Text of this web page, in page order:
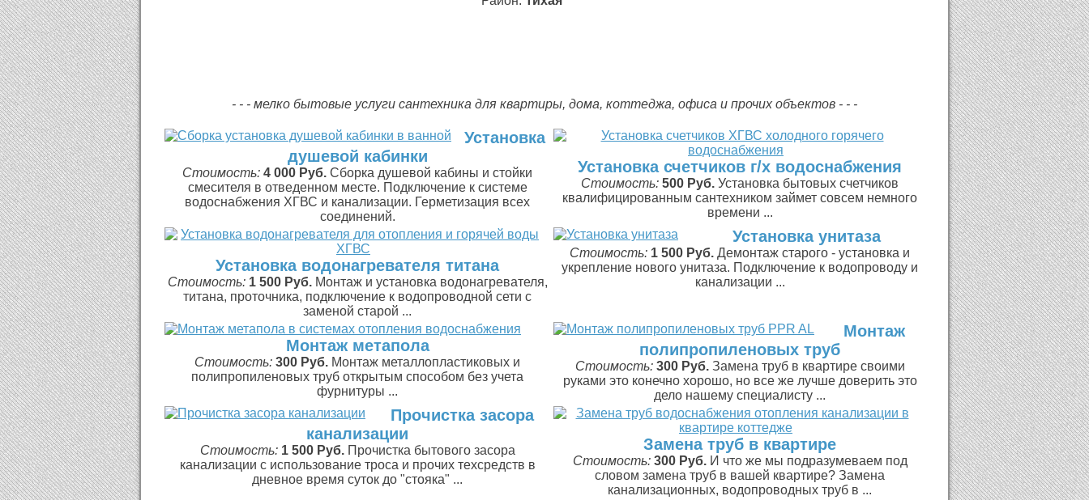
- - - мелко бытовые услуги сантехника для квартиры, дома, коттеджа, офиса и прочих объектов - - -
Установка
душевой кабинки
Стоимость: 4 000 Руб. Сборка душевой кабины и стойки
смесителя в отведенном месте. Подключение к системе
водоснабжения ХГВС и канализации. Герметизация всех
соединений.
Установка счетчиков г/х водоснабжения
Стоимость: 500 Руб. Установка бытовых счетчиков
квалифицированным сантехником займет совсем немного
времени ...
Установка водонагревателя титана
Стоимость: 1 500 Руб. Монтаж и установка водонагревателя,
титана, проточника, подключение к водопроводной сети с
заменой старой ...
Установка унитаза
Стоимость: 1 500 Руб. Демонтаж старого - установка и
укрепление нового унитаза. Подключение к водопроводу и
канализации ...
Монтаж метапола
Стоимость: 300 Руб. Монтаж металлопластиковых и
полипропиленовых труб открытым способом без учета
фурнитуры ...
Монтаж
полипропиленовых труб
Стоимость: 300 Руб. Замена труб в квартире своими
руками это конечно хорошо, но все же лучше доверить это
дело нашему специалисту ...
Прочистка засора
канализации
Стоимость: 1 500 Руб. Прочистка бытового засора
канализации с использование троса и прочих техсредств в
дневное время суток до "стояка" ...
Замена труб в квартире
Стоимость: 300 Руб. И что же мы подразумеваем под
словом замена труб в вашей квартире? Замена
канализационных, водопроводных труб в ...